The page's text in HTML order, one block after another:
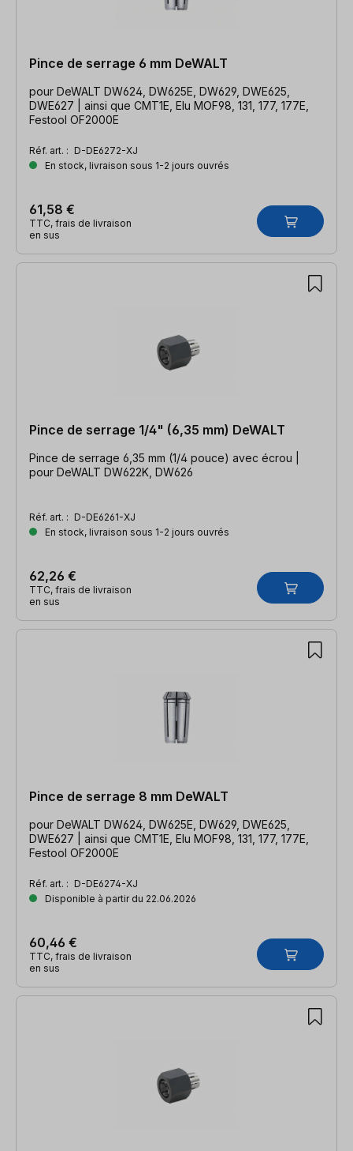
Pince de serrage 6 mm DeWALT
pour DeWALT DW624, DW625E, DW629, DWE625,
DWE627 | ainsi que CMT1E, Elu MOF98, 131, 177, 177E,
Festool OF2000E
Réf. art. : D-DE6272-XJ
En stock, livraison sous 1-2 jours ouvrés
61,58 €
TTC, frais de livraison
en sus
Pince de serrage 1/4" (6,35 mm) DeWALT
Pince de serrage 6,35 mm (1/4 pouce) avec écrou |
pour DeWALT DW622K, DW626
Réf. art. : D-DE6261-XJ
En stock, livraison sous 1-2 jours ouvrés
62,26 €
TTC, frais de livraison
en sus
Pince de serrage 8 mm DeWALT
pour DeWALT DW624, DW625E, DW629, DWE625,
DWE627 | ainsi que CMT1E, Elu MOF98, 131, 177, 177E,
Festool OF2000E
Réf. art. : D-DE6274-XJ
Disponible à partir du 22.06.2026
60,46 €
TTC, frais de livraison
en sus